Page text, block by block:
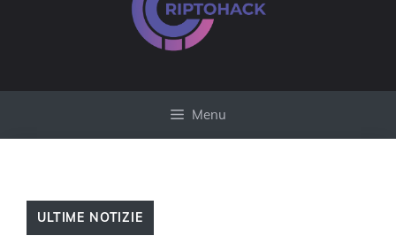
Menu
ULTIME NOTIZIE